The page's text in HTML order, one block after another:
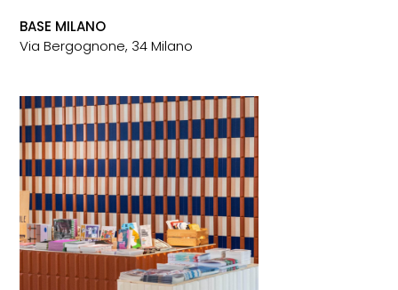
BASE MILANO
Via Bergognone, 34 Milano